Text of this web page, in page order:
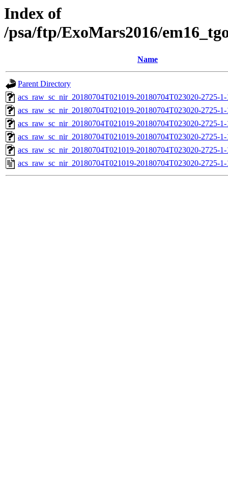
Index of
/psa/ftp/ExoMars2016/
Name
Parent Directory
acs_raw_sc_nir_20180704T021019-20180704T023020-2725-
acs_raw_sc_nir_20180704T021019-20180704T023020-2725-
acs_raw_sc_nir_20180704T021019-20180704T023020-2725-
acs_raw_sc_nir_20180704T021019-20180704T023020-2725-
acs_raw_sc_nir_20180704T021019-20180704T023020-2725-
acs_raw_sc_nir_20180704T021019-20180704T023020-2725-